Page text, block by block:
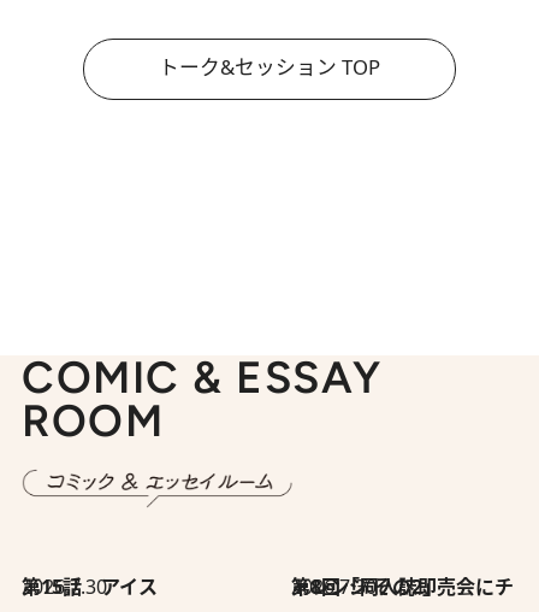
トーク&セッション TOP
COMIC & ESSAY
ROOM
2026.7.30
第15話 アイス 2026.7.30
第8回「同人誌即売会にチャレンジ その2」